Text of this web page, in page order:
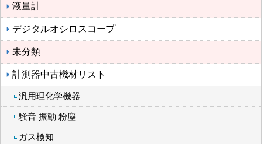
液量計
デジタルオシロスコープ
未分類
計測器中古機材リスト
汎用理化学機器
騒音 振動 粉塵
ガス検知